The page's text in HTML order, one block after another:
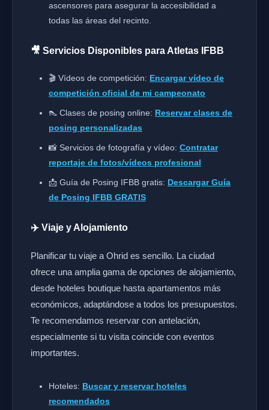
ascensores para asegurar la accesibilidad a
todas las áreas del recinto.
🎥 Servicios Disponibles para Atletas IFBB
🎬 Vídeos de competición: Encargar vídeo de
competición oficial de mi campeonato
👠 Clases de posing online: Reservar clases de
posing personalizadas
📸 Servicios de fotografía y vídeo: Contratar
reportaje de fotos/vídeos profesional
📩 Guía de Posing IFBB gratis: Descargar Guía
de Posing IFBB GRATIS
✈️ Viaje y Alojamiento
Planificar tu viaje a Ohrid es sencillo. La ciudad
ofrece una amplia gama de opciones de alojamiento,
desde hoteles boutique hasta apartamentos más
económicos, adaptándose a todos los presupuestos.
Te recomendamos reservar con antelación,
especialmente si tu visita coincide con eventos
importantes.
Hoteles: Buscar y reservar hoteles
recomendados